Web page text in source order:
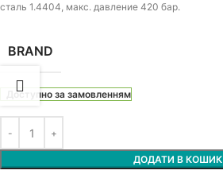
сталь 1.4404, макс. давление 420 бар.
BRAND
Доступно за замовленням
ДОДАТИ В КОШИК